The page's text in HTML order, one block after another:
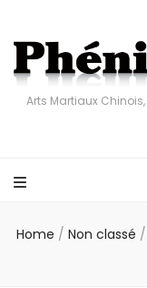
Arts Martiaux Chinois,
Home / Non classé /